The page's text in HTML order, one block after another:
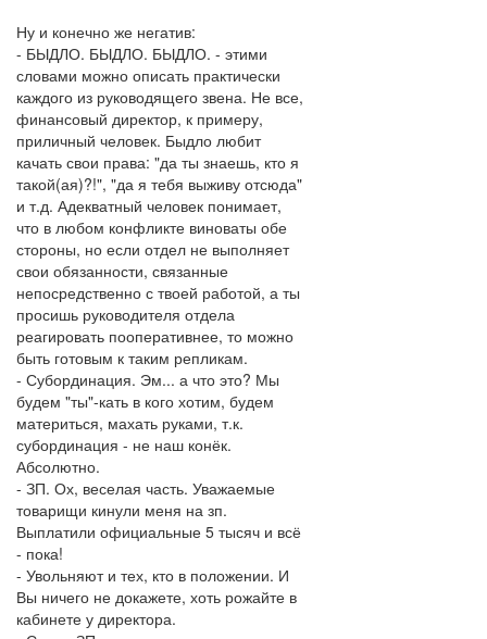
Ну и конечно же негатив:
- БЫДЛО. БЫДЛО. БЫДЛО. - этими
словами можно описать практически
каждого из руководящего звена. Не все,
финансовый директор, к примеру,
приличный человек. Быдло любит
качать свои права: "да ты знаешь, кто я
такой(ая)?!", "да я тебя выживу отсюда"
и т.д. Адекватный человек понимает,
что в любом конфликте виноваты обе
стороны, но если отдел не выполняет
свои обязанности, связанные
непосредственно с твоей работой, а ты
просишь руководителя отдела
реагировать пооперативнее, то можно
быть готовым к таким репликам.
- Субординация. Эм... а что это? Мы
будем "ты"-кать в кого хотим, будем
материться, махать руками, т.к.
субординация - не наш конёк.
Абсолютно.
- ЗП. Ох, веселая часть. Уважаемые
товарищи кинули меня на зп.
Выплатили официальные 5 тысяч и всё
- пока!
- Увольняют и тех, кто в положении. И
Вы ничего не докажете, хоть рожайте в
кабинете у директора.